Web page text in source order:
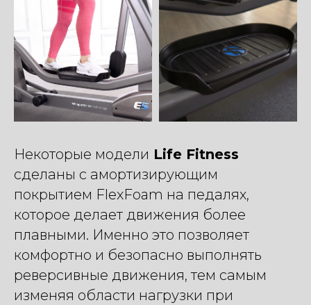
Некоторые модели Life Fitness
сделаны с амортизирующим
покрытием FlexFoam на педалях,
которое делает движения более
плавными. Именно это позволяет
комфортно и безопасно выполнять
реверсивные движения, тем самым
изменяя области нагрузки при